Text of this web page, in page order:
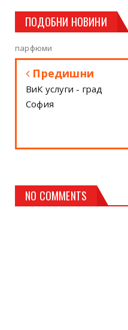
ПОДОБНИ НОВИНИ
парфюми
Предишни
ВиК услуги - град
София
NO COMMENTS